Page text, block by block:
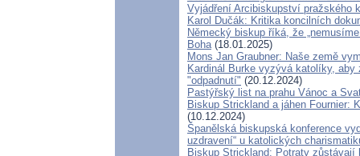
Vyjádření Arcibiskupství pražského
Karol Dučák: Kritika koncilních
Německý biskup říká, že
Boha(18.01.2025)
Mons Jan Graubner: Naše země
Kardinál Burke vyzývá katolíky,
"odpadnutí" (20.12.2024)
Pastýřský list na prahu Vánoc a
Biskup Strickland a jáhen
(10.12.2024)
Španělská biskupská konference
uzdravení“ u katolických
Biskup Strickland: Potraty zůstávají